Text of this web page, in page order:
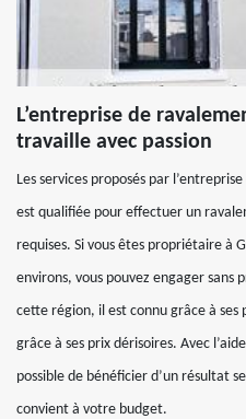
L’entreprise de
travaille avec passion
Les services proposés par
est qualifiée pour effectuer un
requises. Si vous êtes propriétaire à
environs, vous pouvez engager sans
cette région, il est connu grâce à ses
grâce à ses prix dérisoires. Avec
possible de bénéficier d’un résultat
convient à votre budget.